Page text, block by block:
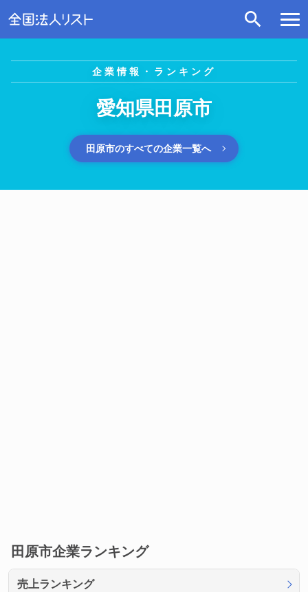
企業情報・ランキング
愛知県田原市
田原市のすべての企業一覧へ
田原市企業ランキング
売上ランキング